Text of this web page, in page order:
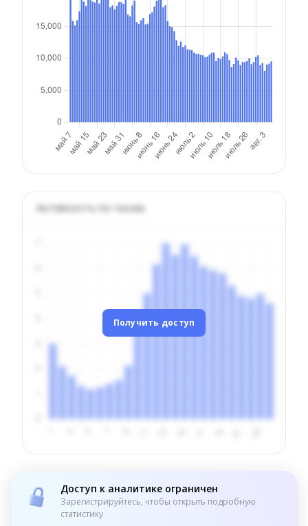
Активность по часам
Получить доступ
Доступ к аналитике ограничен
Зарегистрируйтесь, чтобы открыть подробную
статистику